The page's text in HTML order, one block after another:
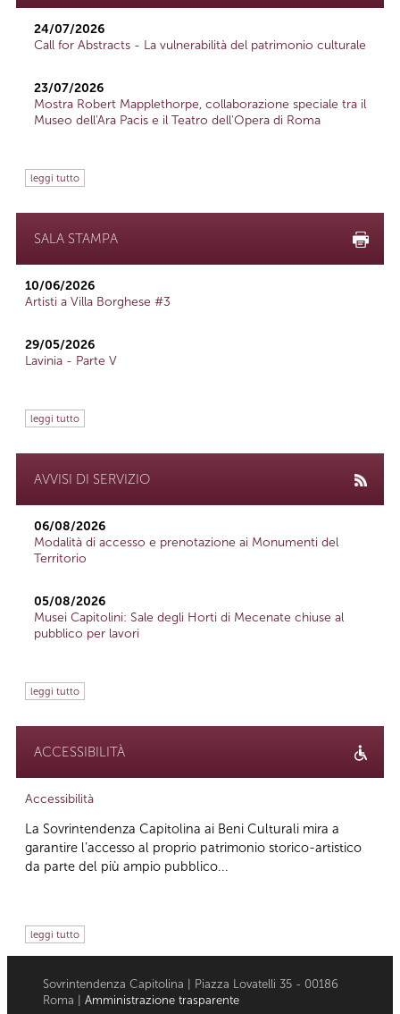
24/07/2026
Call for Abstracts - La vulnerabilità del patrimonio culturale
23/07/2026
Mostra Robert Mapplethorpe, collaborazione speciale tra il
Museo dell'Ara Pacis e il Teatro dell'Opera di Roma
leggi tutto
SALA STAMPA
10/06/2026
Artisti a Villa Borghese #3
29/05/2026
Lavinia - Parte V
leggi tutto
AVVISI DI SERVIZIO
06/08/2026
Modalità di accesso e prenotazione ai Monumenti del
Territorio
05/08/2026
Musei Capitolini: Sale degli Horti di Mecenate chiuse al
pubblico per lavori
leggi tutto
ACCESSIBILITÀ
Accessibilità
La Sovrintendenza Capitolina ai Beni Culturali mira a
garantire l’accesso al proprio patrimonio storico-artistico
da parte del più ampio pubblico...
leggi tutto
Sovrintendenza Capitolina | Piazza Lovatelli 35 - 00186
Roma | Amministrazione trasparente